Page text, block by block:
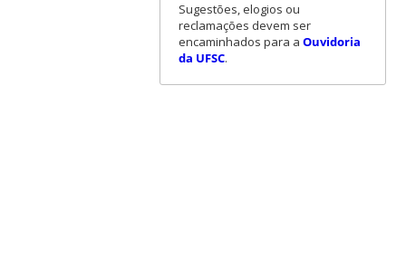
Sugestões, elogios ou
reclamações devem ser
encaminhados para a Ouvidoria
da UFSC.